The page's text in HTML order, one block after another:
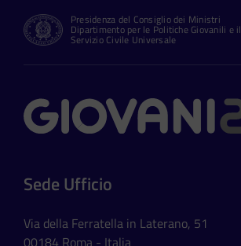
Presidenza del Consiglio dei Ministri
Dipartimento per le Politiche Giovanili e il
Servizio Civile Universale
Contatti
Sede Ufficio
Via della Ferratella in Laterano, 51
00184 Roma - Italia